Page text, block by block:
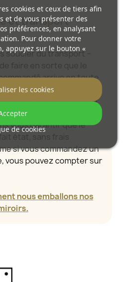
et transport
soucier du transport –
faire en sorte que le
arrive en toute
et ce, complètement
de notre propre
personnel formé, c’est
vous garantir que le
état, sans frais
si vous commandez un
vous pouvez compter sur
nous emballons nos
cookies et ceux de tiers afin
et de vous présenter des
préférences, en analysant
Pour donner votre
appuyez sur le bouton «
de cookies
les cookies